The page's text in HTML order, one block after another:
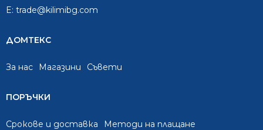
E: trade@kilimibg.com
ДОМТЕКС
За нас Mагазини Съвети
ПОРЪЧКИ
Срокове и доставка
Методи на плащане